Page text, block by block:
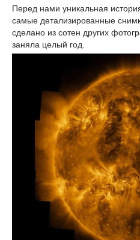
Перед нами уникальная
самые детализированные
сделано из сотен других
заняла целый год.